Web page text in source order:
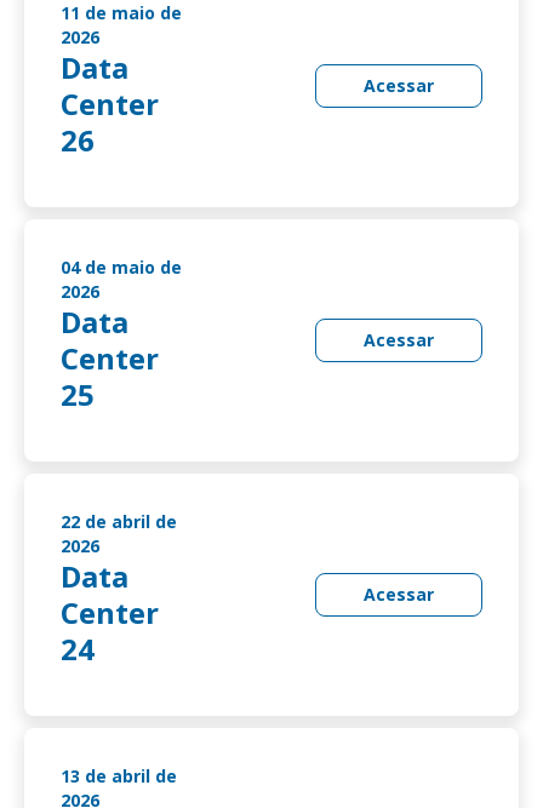
11 de maio de
2026
Data
Center
26
Acessar
04 de maio de
2026
Data
Center
25
Acessar
22 de abril de
2026
Data
Center
24
Acessar
13 de abril de
2026